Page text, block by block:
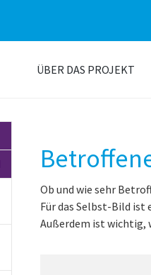
ÜBER DAS PROJEKT
Ob und wie sehr
Für das Selbst-Bild ist
Außerdem ist wichtig,